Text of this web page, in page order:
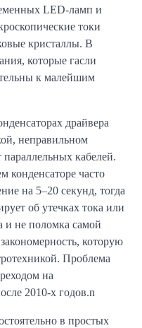
LED-ламп и
токи
кристаллы. В
которые гасли
к малейшим
драйвера
неправильном
кабелей.
конденсаторе часто
на 5–20 секунд, тогда
об утечках тока или
и не поломка самой
которую
Проблема
на
2010-х годов.n
в простых